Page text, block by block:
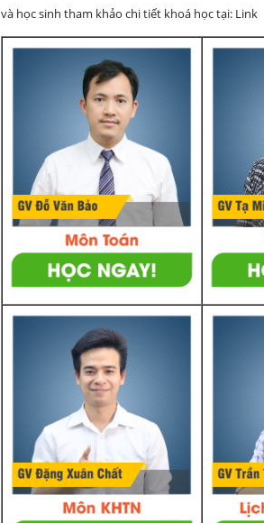
và học sinh tham khảo chi tiết khoá học tại: Link